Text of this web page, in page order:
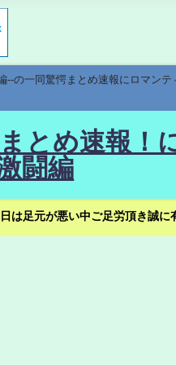
の一同驚愕まとめ速報にロマン
とめ速報！
闘編
足元が悪い中ご足労頂き誠に